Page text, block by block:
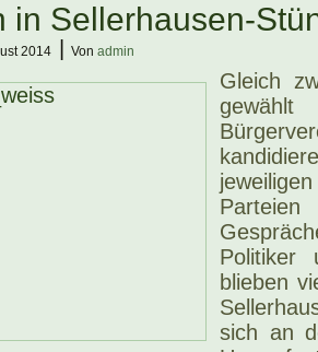
in Sellerhausen-
2014 Von admin
Gleich
Politiker
blieben
sich an